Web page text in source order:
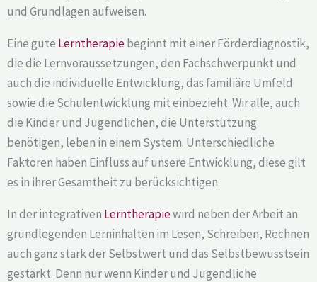
und Grundlagen aufweisen.
Eine gute Lerntherapiebeginnt mit einer Förderdiagnostik,
die die Lernvoraussetzungen, den Fachschwerpunkt und
auch die individuelle Entwicklung, das familiäre Umfeld
sowie die Schulentwicklung mit einbezieht. Wir alle, auch
die Kinder und Jugendlichen, die Unterstützung
benötigen, leben in einem System. Unterschiedliche
Faktoren haben Einfluss auf unsere Entwicklung, diese gilt
es in ihrer Gesamtheit zu berücksichtigen.
In der integrativen Lerntherapiewird neben der Arbeit an
grundlegenden Lerninhalten im Lesen, Schreiben, Rechnen
auch ganz stark der Selbstwert und das Selbstbewusstsein
gestärkt. Denn nur wenn Kinder und Jugendliche